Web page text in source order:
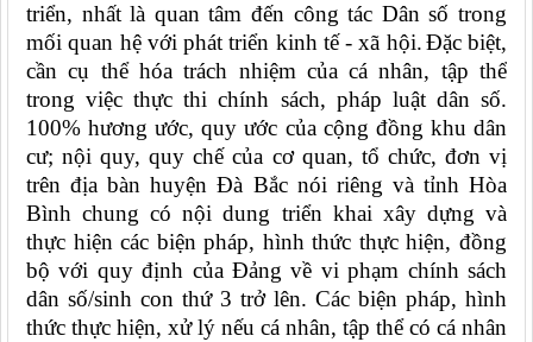
triển, nhất là quan tâm đến công tác Dân số trong
mối quan hệ với phát triển kinh tế - xã hội.Đặc biệt,
cần cụ thể hóa trách nhiệm của cá nhân, tập thể
trong việc thực thi chính sách, pháp luật dân số.
100% hương ước, quy ước của cộng đồng khu dân
cư; nội quy, quy chế của cơ quan, tổ chức, đơn vị
trên địa bàn huyện Đà Bắc nói riêng và tỉnh Hòa
Bình chung có nội dung triển khai xây dựng và
thực hiện các biện pháp, hình thức thực hiện, đồng
bộ với quy định của Đảng về vi phạm chính sách
dân số/sinh con thứ 3 trở lên. Các biện pháp, hình
thức thực hiện, xử lý nếu cá nhân, tập thể có cá nhân